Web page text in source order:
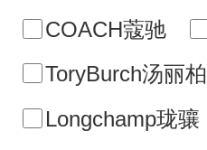
COACH蔻驰
ToryBurch汤丽
Longchamp珑骧